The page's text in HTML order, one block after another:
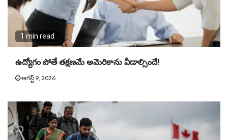
1 min read
ఉద్యోగం పోతే తక్షణమే అమెరికాను వీడాల్సిందే!
ఆగస్ట్ 9, 2026